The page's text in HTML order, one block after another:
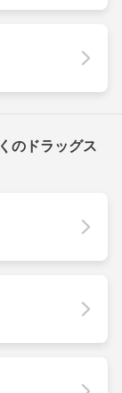
のドラッグス